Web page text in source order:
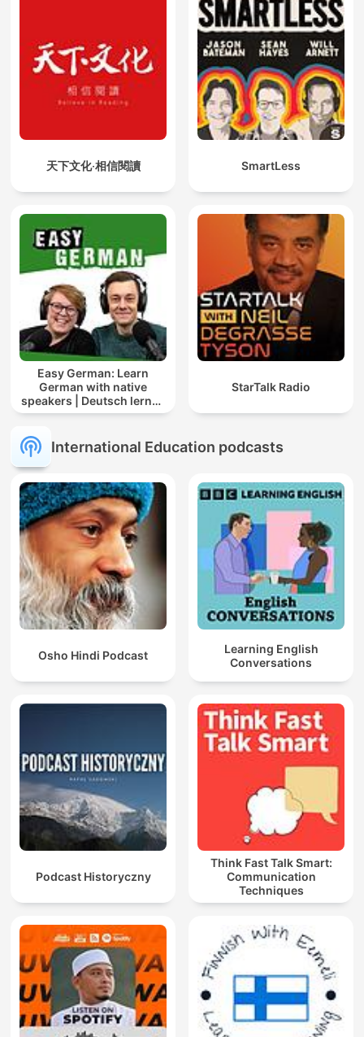
天下文化‧相信閱讀 SmartLess
Easy German: Learn
German with native
speakers | Deutsch lernen
mit Muttersprachlern
StarTalk Radio
International Education podcasts
Osho Hindi Podcast
Learning English
Conversations
Podcast Historyczny
Think Fast Talk Smart:
Communication
Techniques